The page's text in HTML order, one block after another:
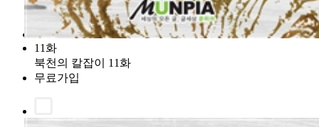
11화
북천의 칼잡이 11화
무료가입